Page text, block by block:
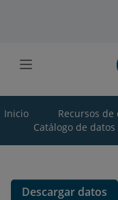
Inicio Recursos
Catálogo de datos
Descargar datos